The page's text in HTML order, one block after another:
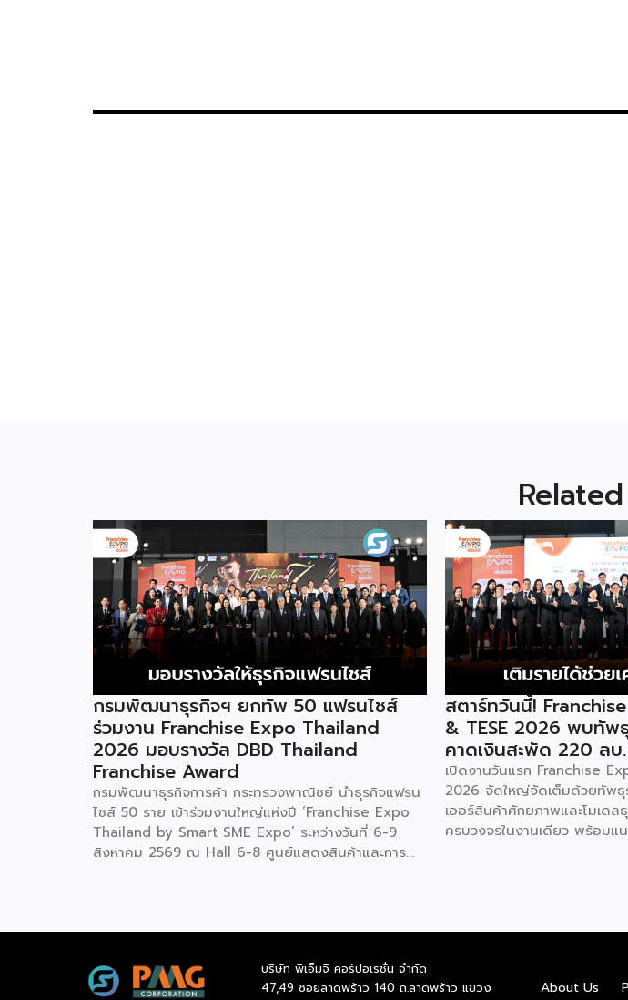
กรมพัฒนาธุรกิจฯ ยกทัพ 50 แฟรนไชส์
ร่วมงาน Franchise Expo Thailand
2026 มอบรางวัล DBD Thailand
Franchise Award
กรมพัฒนาธุรกิจการค้า กระทรวงพาณิชย์ นำธุรกิจแฟรน
ไชส์ 50 ราย เข้าร่วมงานใหญ่แห่งปี ‘Franchise Expo
Thailand by Smart SME Expo’ ระหว่างวันที่ 6-9
สิงหาคม 2569 ณ Hall 6-8 ศูนย์แสดงสินค้าและการ
รมฯ นายพูนพงษ์ นัยนาภากรณ์ อธิบดีกรมพัฒนา
ประธานเปิดงาน “งานแฟรนไชส์ เอ็กซ์โป ไทยแลนด์ บาย
สมาร์ท เอสเอ็มอี เอ็กซ์โป (Franchise Expo Thailand
สตาร์ทวันนี้!
& TESE 2026 พบทัพ
คาดเงินสะพัด 220 ลบ.
เปิดงานวันแรก Franchise
2026 จัดใหญ่จัดเต็มด้วยทัพ
เออร์สินค้าศักยภาพและโมเดล
ครบวงจรในงานเดียว พร้อมแ
ในงานด้วยสินเชื่อ และทำเลทอ
6-9 สิงหาคมนี้ ที่ฮอลล์ 6-8
บริษัท พีเอ็มจี คอร์ปอเรชั่น จำกัด
47,49 ซอยลาดพร้าว 140 ถ.ลาดพร้าว แขวง
About Us